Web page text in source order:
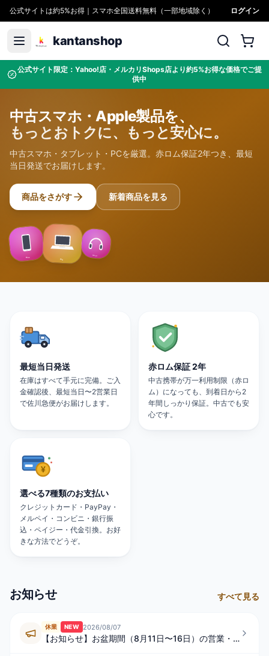
公式サイトは約5%お得｜スマホ全国送料無料（一部地域除く） ログイン
kantanshop
公式サイト限定：Yahoo!店・メルカリShops店より約5%お得な価格でご提
供中
中古スマホ・Apple製品を、
もっとおトクに、もっと安心に。
中古スマホ・タブレット・PCを厳選。赤ロム保証2年つき、最短
当日発送でお届けします。
商品をさがす 新着商品を見る
Max
Pro
Sound
最短当日発送
在庫はすべて手元に完備。ご入
金確認後、最短当日〜2営業日
で佐川急便がお届けします。
赤ロム保証 2年
中古携帯が万一利用制限（赤ロ
ム）になっても、到着日から2
年間しっかり保証。中古でも安
心です。
選べる7種類のお支払い
クレジットカード・PayPay・
メルペイ・コンビニ・銀行振
込・ペイジー・代金引換。お好
きな方法でどうぞ。
お知らせ すべて見る
休業 NEW 2026/08/07
【お知らせ】お盆期間（8月11日〜16日）の営業・発送スケジュールについて